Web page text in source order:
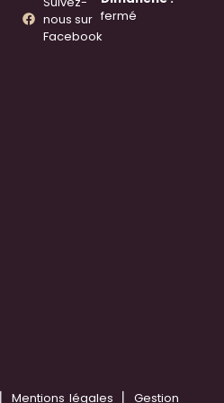
nous sur
Facebook
fermé
Mentions légales Gestion